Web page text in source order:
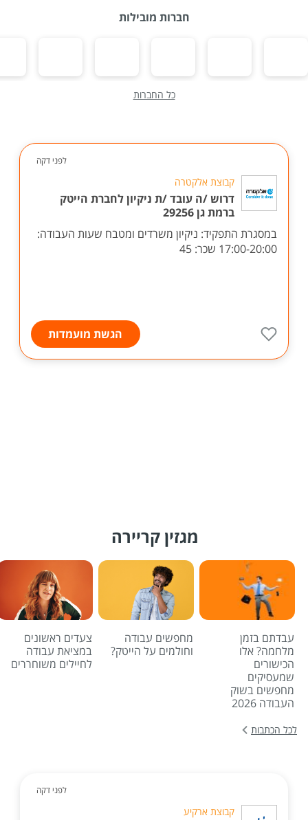
חברות מובילות
כל החברות
לפני דקה
קבוצת אלקטרה
דרוש /ה עובד /ת ניקיון לחברת הייטק
ברמת גן 29256
במסגרת התפקיד: ניקיון משרדים ומטבח שעות העבודה:
17:00-20:00 שכר: 45
הגשת מועמדות
מגזין קריירה
עבדתם בזמן
מלחמה? אלו
הכישורים
שמעסיקים
מחפשים בשוק
העבודה 2026
מחפשים עבודה
וחולמים על הייטק?
צעדים ראשונים
במציאת עבודה
לחיילים משוחררים
לכל הכתבות
לפני דקה
קבוצת ארקיע